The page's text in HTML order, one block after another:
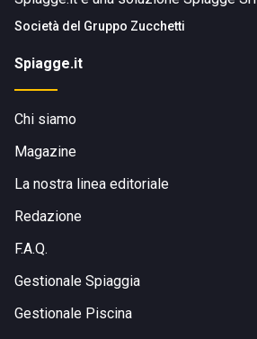
Società del Gruppo Zucchetti
Spiagge.it
Chi siamo
Magazine
La nostra linea editoriale
Redazione
F.A.Q.
Gestionale Spiaggia
Gestionale Piscina